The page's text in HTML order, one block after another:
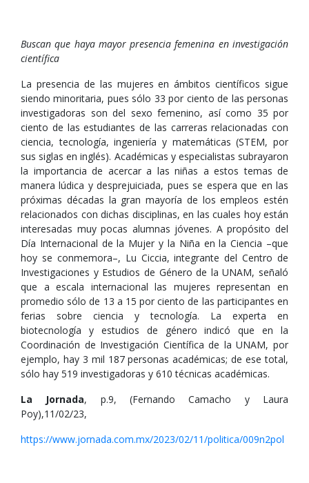
Buscan que haya mayor presencia femenina en investigación
científica
La presencia de las mujeres en ámbitos científicos sigue
siendo minoritaria, pues sólo 33 por ciento de las personas
investigadoras son del sexo femenino, así como 35 por
ciento de las estudiantes de las carreras relacionadas con
ciencia, tecnología, ingeniería y matemáticas (STEM, por
sus siglas en inglés). Académicas y especialistas subrayaron
la importancia de acercar a las niñas a estos temas de
manera lúdica y desprejuiciada, pues se espera que en las
próximas décadas la gran mayoría de los empleos estén
relacionados con dichas disciplinas, en las cuales hoy están
interesadas muy pocas alumnas jóvenes. A propósito del
Día Internacional de la Mujer y la Niña en la Ciencia –que
hoy se conmemora–, Lu Ciccia, integrante del Centro de
Investigaciones y Estudios de Género de la UNAM, señaló
que a escala internacional las mujeres representan en
promedio sólo de 13 a 15 por ciento de las participantes en
ferias sobre ciencia y tecnología. La experta en
biotecnología y estudios de género indicó que en la
Coordinación de Investigación Científica de la UNAM, por
ejemplo, hay 3 mil 187 personas académicas; de ese total,
sólo hay 519 investigadoras y 610 técnicas académicas.
La Jornada, p.9, (Fernando Camacho y Laura
Poy),11/02/23,
https://www.jornada.com.mx/2023/02/11/politica/009n2pol